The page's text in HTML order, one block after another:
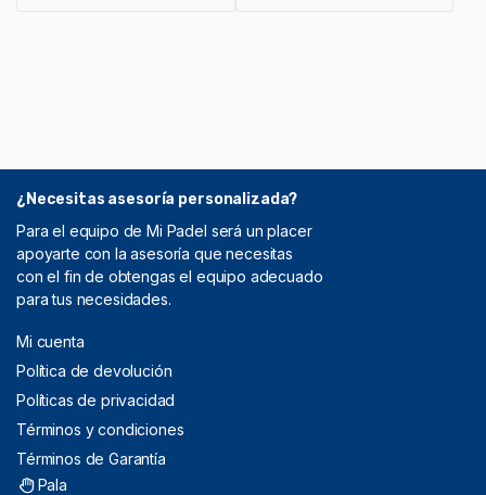
¿Necesitas asesoría personalizada?
Para el equipo de Mi Padel será un placer
apoyarte con la asesoría que necesitas
con el fin de obtengas el equipo adecuado
para tus necesidades.
Mi cuenta
Política de devolución
Políticas de privacidad
Términos y condiciones
Términos de Garantía
Pala